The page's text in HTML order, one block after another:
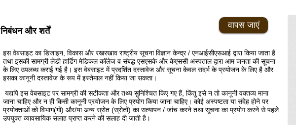
निबंधन और शर्तें
वापस जाएं
इस वेबसाइट का डिजाइन, विकास और रखरखाव राष्‍ट्रीय सूचना विज्ञान केन्‍द्र / एनआईसीएसआई द्वारा किया जाता है
तथा इसकी सामग्री लेडी हार्डिंग मेडिकल कॉलेज व संबद्ध एसएसके और केएससी अस्पताल द्वारा आम जनता की सूचना
के लिए उपलब्‍ध कराई गई है। इस वेबसाइट में प्रदर्शित दस्‍तावेज और सूचना केवल संदर्भ के प्रयोजन के लिए है और
इसका कानूनी दस्‍तावेज के रूप में इस्तेमाल नहीं किया जा सकता।
यद्यपि इस वेबसाइट पर सामग्री की सटीकता और तथ्‍य सुनिश्‍चित किए गए हैं, किंतु इसे न तो कानूनी वक्‍तव्‍य माना
जाना चाहिए और न ही किसी कानूनी प्रयोजन के लिए प्रयोग किया जाना चाहिए। कोई अस्‍पष्‍टता या संदेह होने पर
प्रयोक्‍ताओं को विभाग(गों) और/या अन्‍य स्रोत (स्रोतों) का सत्‍यापन / जांच करने तथा सूचना का प्रयोग करने से पहले
उपयुक्‍त व्‍यावसायिक सलाह प्राप्‍त करने की सलाह दी जाती है।